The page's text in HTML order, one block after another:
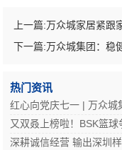
上一篇:万众城家居紧跟
下一篇:万众城集团：稳
热门资讯
红心向党庆七一 | 万众城
又双叒上榜啦！BSK篮球
深耕诚信经营 输出深圳样